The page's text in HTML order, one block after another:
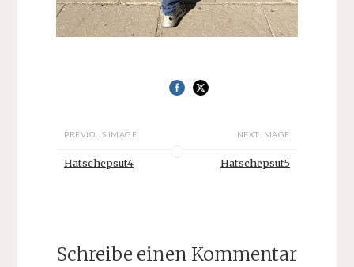
PREVIOUS IMAGE
Hatschepsut4
NEXT IMAGE
Hatschepsut5
Schreibe einen Kommentar